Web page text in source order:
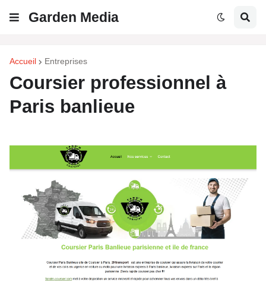
Garden Media
Accueil Entreprises
Coursier professionnel à
Paris banlieue